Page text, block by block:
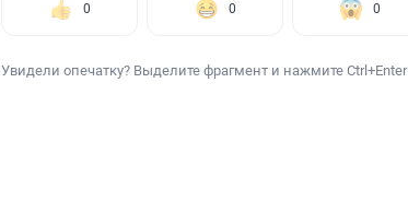
0 0 0
Увидели опечатку? Выделите фрагмент и нажмите Ctrl+Enter